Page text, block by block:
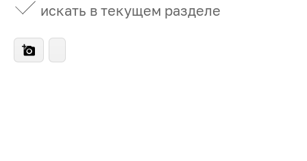
искать в текущем разделе